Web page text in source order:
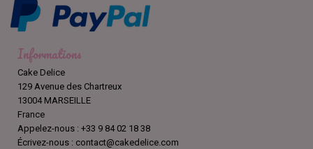
Informations
Cake Delice
129 Avenue des Chartreux
13004 MARSEILLE
France
Appelez-nous : +33 9 84 02 18 38
Écrivez-nous : contact@cakedelice.com